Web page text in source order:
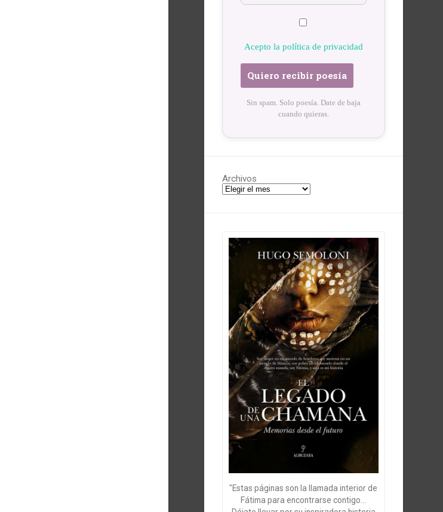
Acepto la política de privacidad
Sin spam. Solo poesía. Date de baja
cuando quieras.
Archivos
"Estas páginas son la llamada interior de
Fátima para encontrarse contigo...